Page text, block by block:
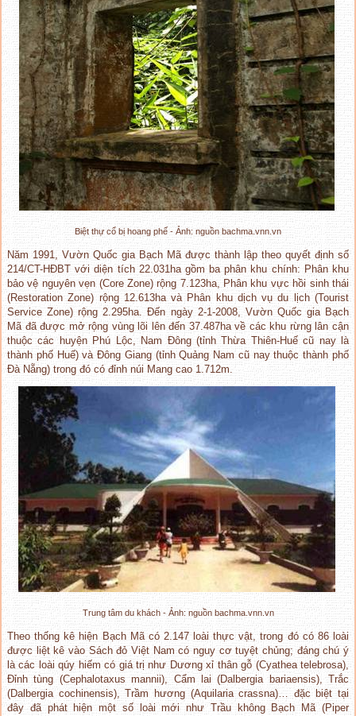
Biệt thự cổ bị hoang phế - Ảnh: nguồn bachma.vnn.vn
Năm 1991, Vườn Quốc gia Bạch Mã được thành lập theo quyết định số
214/CT-HĐBT với diện tích 22.031ha gồm ba phân khu chính: Phân khu
bảo vệ nguyên vẹn (Core Zone) rộng 7.123ha, Phân khu vực hồi sinh thái
(Restoration Zone) rộng 12.613ha và Phân khu dịch vụ du lịch (Tourist
Service Zone) rộng 2.295ha. Đến ngày 2-1-2008, Vườn Quốc gia Bạch
Mã đã được mở rộng vùng lõi lên đến 37.487ha về các khu rừng lân cận
thuộc các huyện Phú Lộc, Nam Đông (tỉnh Thừa Thiên-Huế cũ nay là
thành phố Huế) và Đông Giang (tỉnh Quảng Nam cũ nay thuộc thành phố
Đà Nẵng) trong đó có đỉnh núi Mang cao 1.712m.
Trung tâm du khách - Ảnh: nguồn bachma.vnn.vn
Theo thống kê hiện Bạch Mã có 2.147 loài thực vật, trong đó có 86 loài
được liệt kê vào Sách đỏ Việt Nam có nguy cơ tuyệt chủng; đáng chú ý
là các loài qúy hiếm có giá trị như Dương xỉ thân gỗ (Cyathea telebrosa),
Đỉnh tùng (Cephalotaxus mannii), Cẩm lai (Dalbergia bariaensis), Trắc
(Dalbergia cochinensis), Trầm hương (Aquilaria crassna)… đặc biệt tại
đây đã phát hiện một số loài mới như Trầu không Bạch Mã (Piper